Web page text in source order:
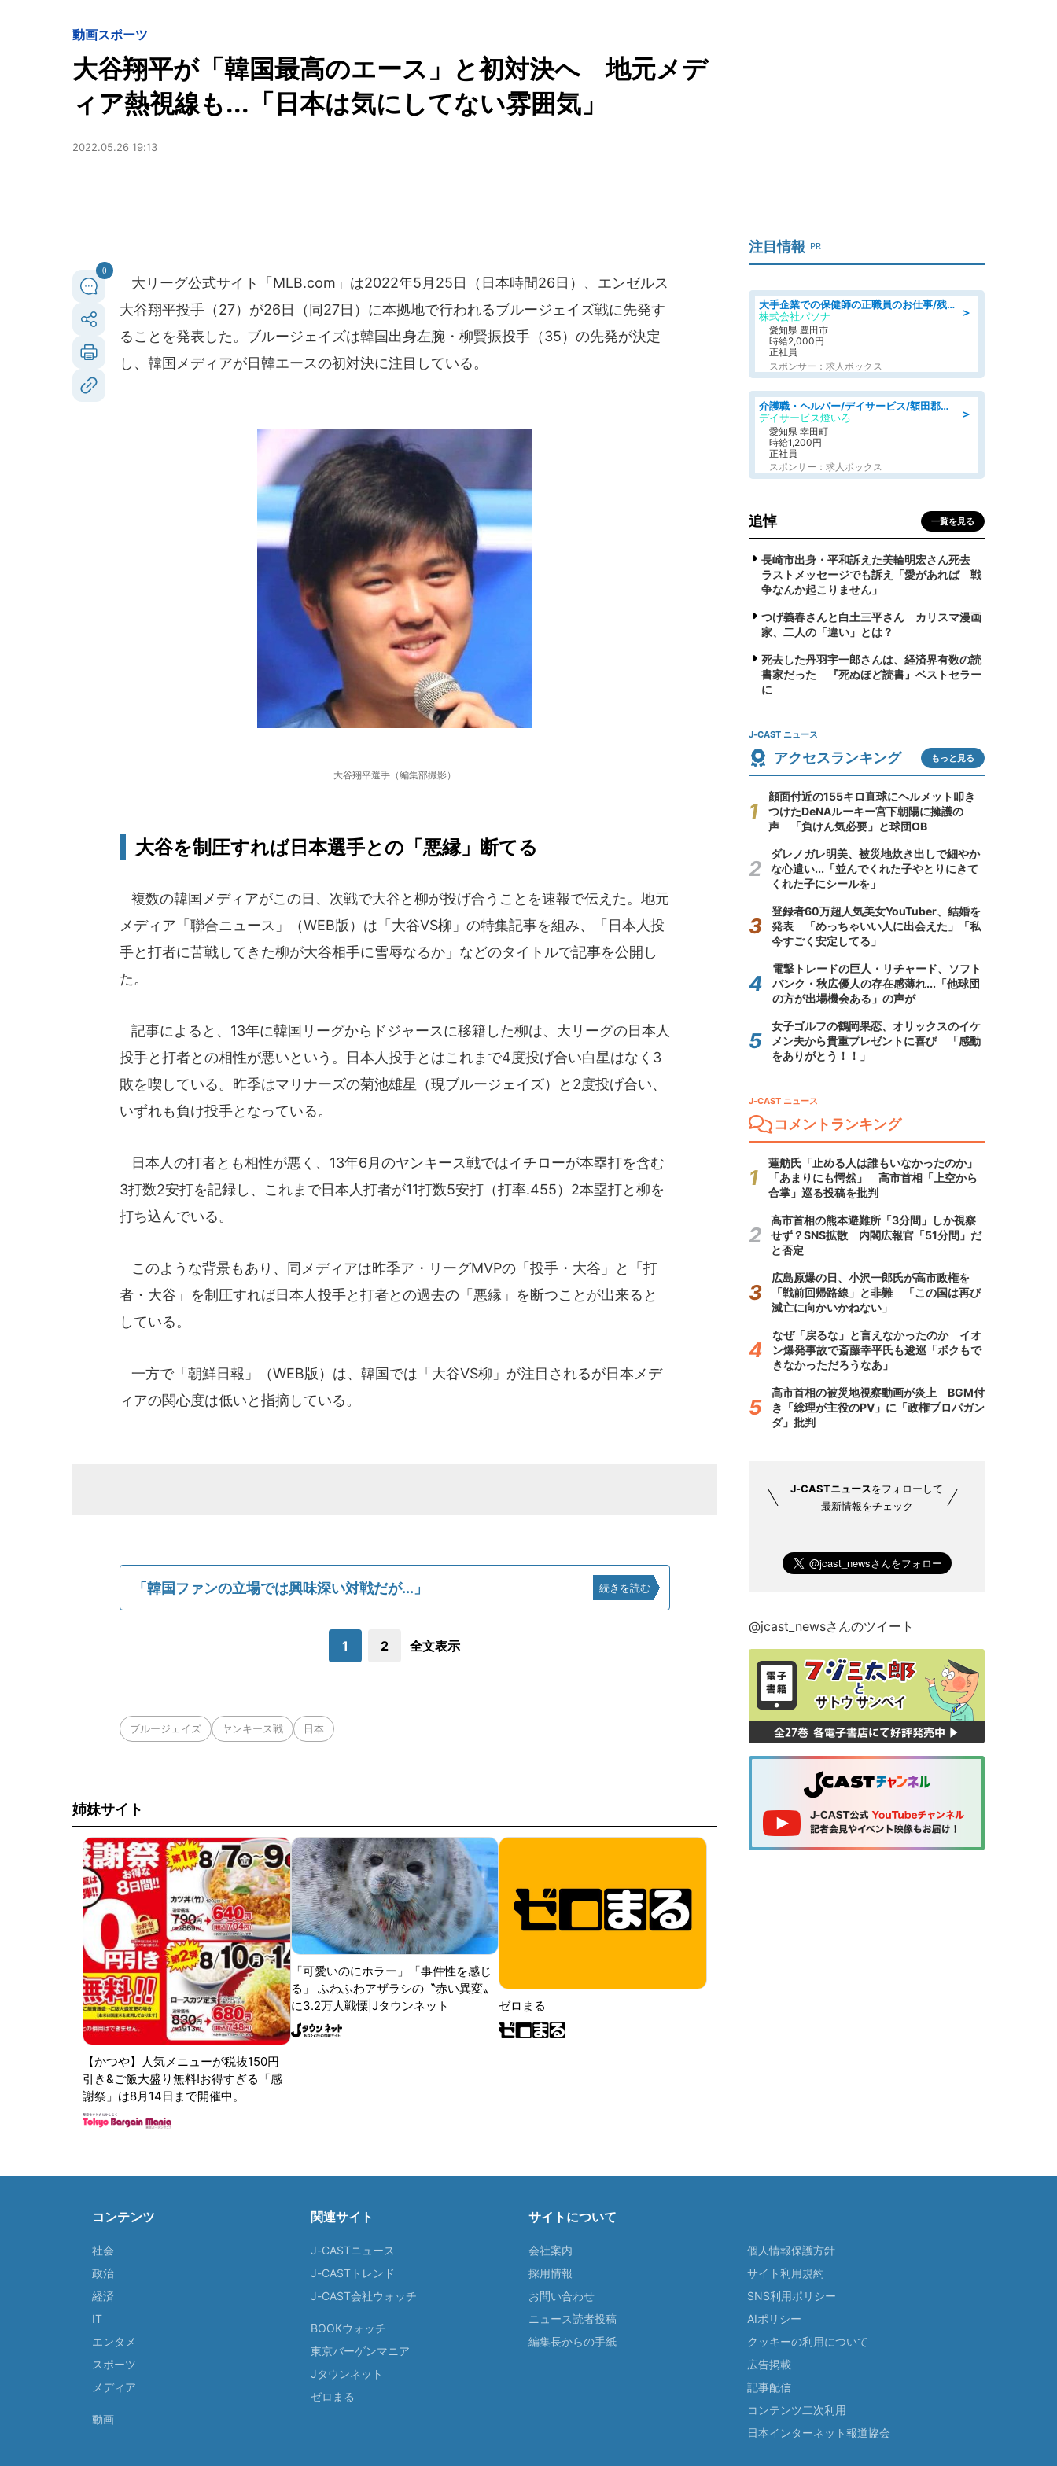
動画スポーツ
大谷翔平が「韓国最高のエース」と初対決へ 地元メデ
ィア熱視線も...「日本は気にしてない雰囲気」
2022.05.26 19:13
0
大リーグ公式サイト「MLB.com」は2022年5月25日（日本時間26日）、エンゼルス
大谷翔平投手（27）が26日（同27日）に本拠地で行われるブルージェイズ戦に先発す
ることを発表した。ブルージェイズは韓国出身左腕・柳賢振投手（35）の先発が決定
し、韓国メディアが日韓エースの初対決に注目している。
大谷翔平選手（編集部撮影）
大谷を制圧すれば日本選手との「悪縁」断てる
複数の韓国メディアがこの日、次戦で大谷と柳が投げ合うことを速報で伝えた。地元
メディア「聯合ニュース」（WEB版）は「大谷VS柳」の特集記事を組み、「日本人投
手と打者に苦戦してきた柳が大谷相手に雪辱なるか」などのタイトルで記事を公開し
た。
記事によると、13年に韓国リーグからドジャースに移籍した柳は、大リーグの日本人
投手と打者との相性が悪いという。日本人投手とはこれまで4度投げ合い白星はなく3
敗を喫している。昨季はマリナーズの菊池雄星（現ブルージェイズ）と2度投げ合い、
いずれも負け投手となっている。
日本人の打者とも相性が悪く、13年6月のヤンキース戦ではイチローが本塁打を含む
3打数2安打を記録し、これまで日本人打者が11打数5安打（打率.455）2本塁打と柳を
打ち込んでいる。
このような背景もあり、同メディアは昨季ア・リーグMVPの「投手・大谷」と「打
者・大谷」を制圧すれば日本人投手と打者との過去の「悪縁」を断つことが出来ると
している。
一方で「朝鮮日報」（WEB版）は、韓国では「大谷VS柳」が注目されるが日本メデ
ィアの関心度は低いと指摘している。
「韓国ファンの立場では興味深い対戦だが...」 続きを読む
1 2 全文表示
ブルージェイズ ヤンキース戦 日本
姉妹サイト
【かつや】人気メニューが税抜150円
引き&ご飯大盛り無料!お得すぎる「感
謝祭」は8月14日まで開催中。
「可愛いのにホラー」「事件性を感じ
る」 ふわふわアザラシの〝赤い異変〟
に3.2万人戦慄|Jタウンネット
ゼロまる
注目情報 PR
＞
大手企業での保健師の正職員のお仕事/残業なし/要資格:保健師
株式会社パソナ
愛知県 豊田市
時給2,000円
正社員
スポンサー：求人ボックス
＞
介護職・ヘルパー/デイサービス/額田郡幸田町/JR東海道本線 幸田/愛知県
デイサービス燈いろ
愛知県 幸田町
時給1,200円
正社員
スポンサー：求人ボックス
追悼 一覧を見る
長崎市出身・平和訴えた美輪明宏さん死去
ラストメッセージでも訴え「愛があれば 戦
争なんか起こりません」
つげ義春さんと白土三平さん カリスマ漫画
家、二人の「違い」とは？
死去した丹羽宇一郎さんは、経済界有数の読
書家だった 『死ぬほど読書』ベストセラー
に
J-CAST ニュース
アクセスランキング もっと見る
顔面付近の155キロ直球にヘルメット叩き
つけたDeNAルーキー宮下朝陽に擁護の
声 「負けん気必要」と球団OB
ダレノガレ明美、被災地炊き出しで細やか
な心遣い...「並んでくれた子やとりにきて
くれた子にシールを」
登録者60万超人気美女YouTuber、結婚を
発表 「めっちゃいい人に出会えた」「私
今すごく安定してる」
電撃トレードの巨人・リチャード、ソフト
バンク・秋広優人の存在感薄れ...「他球団
の方が出場機会ある」の声が
女子ゴルフの鶴岡果恋、オリックスのイケ
メン夫から貴重プレゼントに喜び 「感動
をありがとう！！」
J-CAST ニュース
コメントランキング
蓮舫氏「止める人は誰もいなかったのか」
「あまりにも愕然」 高市首相「上空から
合掌」巡る投稿を批判
高市首相の熊本避難所「3分間」しか視察
せず？SNS拡散 内閣広報官「51分間」だ
と否定
広島原爆の日、小沢一郎氏が高市政権を
「戦前回帰路線」と非難 「この国は再び
滅亡に向かいかねない」
なぜ「戻るな」と言えなかったのか イオ
ン爆発事故で斎藤幸平氏も逡巡「ボクもで
きなかっただろうなあ」
高市首相の被災地視察動画が炎上 BGM付
き「総理が主役のPV」に「政権プロパガン
ダ」批判
J-CASTニュースをフォローして
最新情報をチェック
@jcast_newsさんのツイート
コンテンツ
社会
政治
経済
IT
エンタメ
スポーツ
メディア
動画
関連サイト
J-CASTニュース
J-CASTトレンド
J-CAST会社ウォッチ
BOOKウォッチ
東京バーゲンマニア
Jタウンネット
ゼロまる
サイトについて
会社案内
採用情報
お問い合わせ
ニュース読者投稿
編集長からの手紙
個人情報保護方針
サイト利用規約
SNS利用ポリシー
AIポリシー
クッキーの利用について
広告掲載
記事配信
コンテンツ二次利用
日本インターネット報道協会